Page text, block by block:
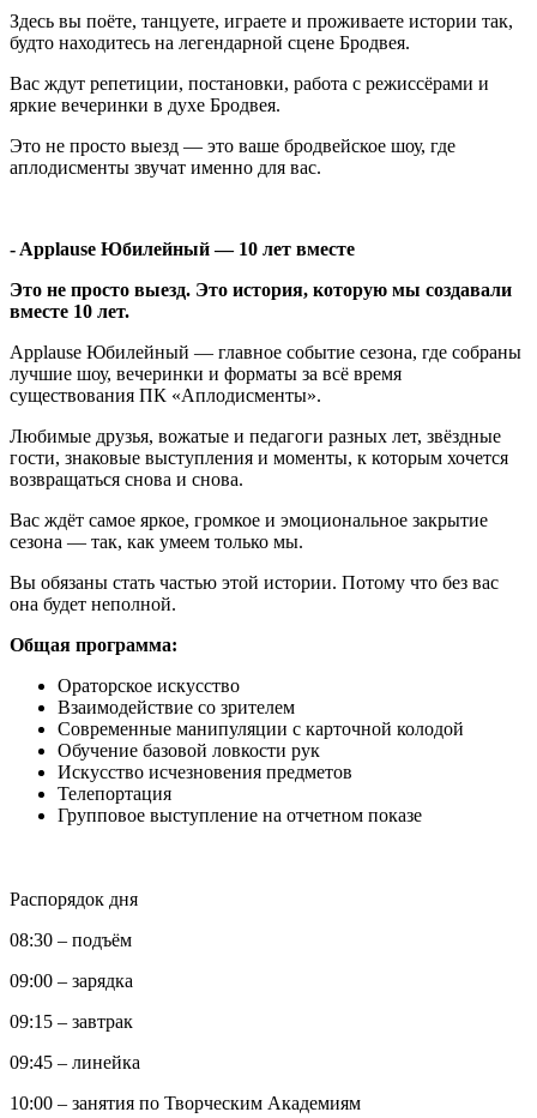
Здесь вы поёте, танцуете, играете и проживаете истории так,
будто находитесь на легендарной сцене Бродвея.
Вас ждут репетиции, постановки, работа с режиссёрами и
яркие вечеринки в духе Бродвея.
Это не просто выезд — это ваше бродвейское шоу, где
аплодисменты звучат именно для вас.
- Applause Юбилейный — 10 лет вместе
Это не просто выезд. Это история, которую мы создавали
вместе 10 лет.
Applause Юбилейный — главное событие сезона, где собраны
лучшие шоу, вечеринки и форматы за всё время
существования ПК «Аплодисменты».
Любимые друзья, вожатые и педагоги разных лет, звёздные
гости, знаковые выступления и моменты, к которым хочется
возвращаться снова и снова.
Вас ждёт самое яркое, громкое и эмоциональное закрытие
сезона — так, как умеем только мы.
Вы обязаны стать частью этой истории. Потому что без вас
она будет неполной.
Общая программа:
Ораторское искусство
Взаимодействие со зрителем
Современные манипуляции с карточной колодой
Обучение базовой ловкости рук
Искусство исчезновения предметов
Телепортация
Групповое выступление на отчетном показе
Распорядок дня
08:30 – подъём
09:00 – зарядка
09:15 – завтрак
09:45 – линейка
10:00 – занятия по Творческим Академиям